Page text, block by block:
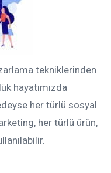
tekniklerinden
hayatımızda
her türlü sosyal
her türlü ürün,